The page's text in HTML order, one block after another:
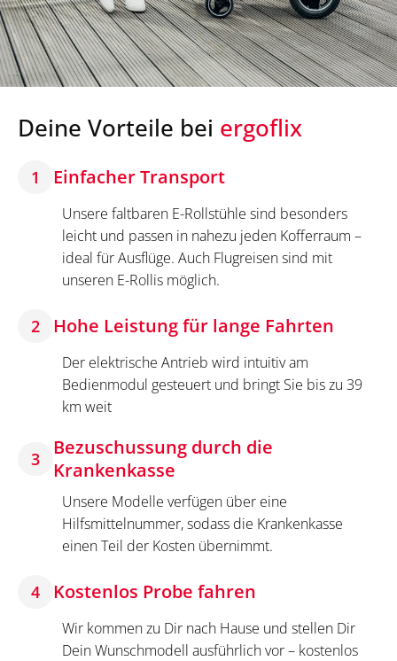
Deine Vorteile bei ergoflix
1 Einfacher Transport
Unsere faltbaren E-Rollstühle sind besonders
leicht und passen in nahezu jeden Kofferraum –
ideal für Ausflüge. Auch Flugreisen sind mit
unseren E-Rollis möglich.
2 Hohe Leistung für lange Fahrten
Der elektrische Antrieb wird intuitiv am
Bedienmodul gesteuert und bringt Sie bis zu 39
km weit
3
Bezuschussung durch die
Krankenkasse
Unsere Modelle verfügen über eine
Hilfsmittelnummer, sodass die Krankenkasse
einen Teil der Kosten übernimmt.
4 Kostenlos Probe fahren
Wir kommen zu Dir nach Hause und stellen Dir
Dein Wunschmodell ausführlich vor – kostenlos